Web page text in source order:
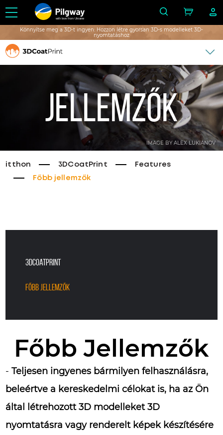
with love from Ukraine
Könnyítse meg a 3D-t ingyen: Hozzon létre gyorsan 3D-s modelleket 3D-
nyomtatáshoz
IMAGE BY ALEX LUKIANOV
Jellemzők
itthon 3DCoatPrint
Features
Főbb jellemzők
3DCoatPrint
Főbb jellemzők
Főbb Jellemzők
-Teljesen ingyenes bármilyen felhasználásra,
beleértve a kereskedelmi célokat is, ha az Ön
által létrehozott 3D modelleket 3D
nyomtatásra vagy renderelt képek készítésére